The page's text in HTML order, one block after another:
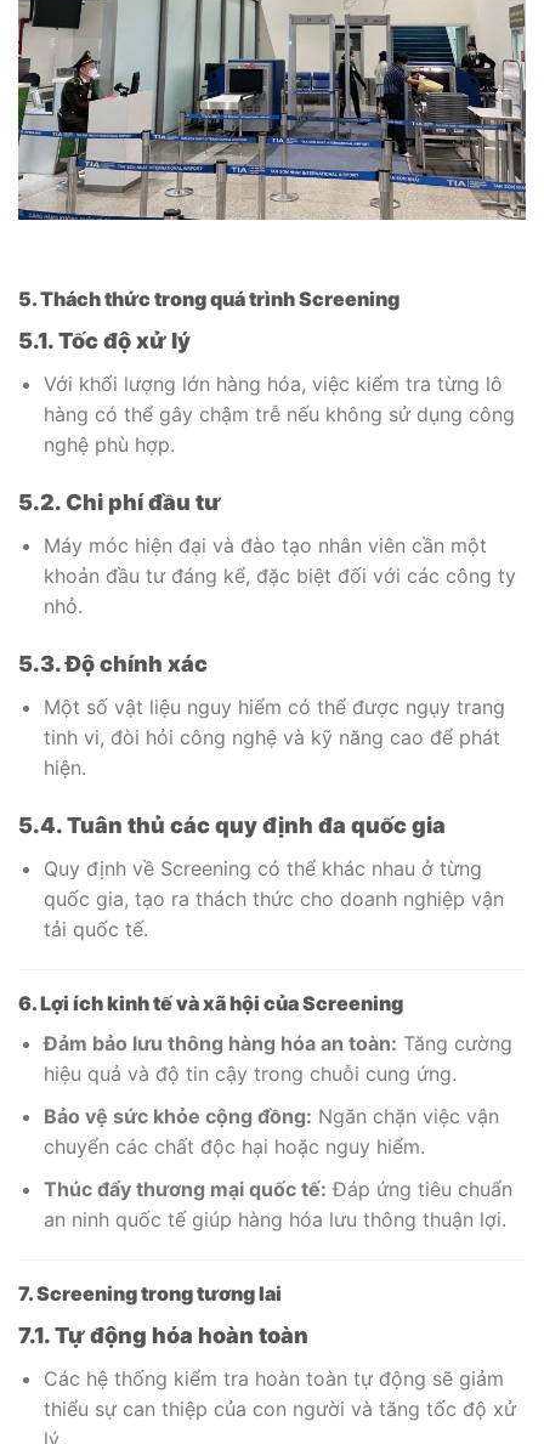
5. Thách thức trong quá trình Screening
5.1. Tốc độ xử lý
Với khối lượng lớn hàng hóa, việc kiểm tra từng lô
hàng có thể gây chậm trễ nếu không sử dụng công
nghệ phù hợp.
5.2. Chi phí đầu tư
Máy móc hiện đại và đào tạo nhân viên cần một
khoản đầu tư đáng kể, đặc biệt đối với các công ty
nhỏ.
5.3. Độ chính xác
Một số vật liệu nguy hiểm có thể được ngụy trang
tinh vi, đòi hỏi công nghệ và kỹ năng cao để phát
hiện.
5.4. Tuân thủ các quy định đa quốc gia
Quy định về Screening có thể khác nhau ở từng
quốc gia, tạo ra thách thức cho doanh nghiệp vận
tải quốc tế.
6. Lợi ích kinh tế và xã hội của Screening
Đảm bảo lưu thông hàng hóa an toàn: Tăng cường
hiệu quả và độ tin cậy trong chuỗi cung ứng.
Bảo vệ sức khỏe cộng đồng: Ngăn chặn việc vận
chuyển các chất độc hại hoặc nguy hiểm.
Thúc đẩy thương mại quốc tế: Đáp ứng tiêu chuẩn
an ninh quốc tế giúp hàng hóa lưu thông thuận lợi.
7. Screening trong tương lai
7.1. Tự động hóa hoàn toàn
Các hệ thống kiểm tra hoàn toàn tự động sẽ giảm
thiểu sự can thiệp của con người và tăng tốc độ xử